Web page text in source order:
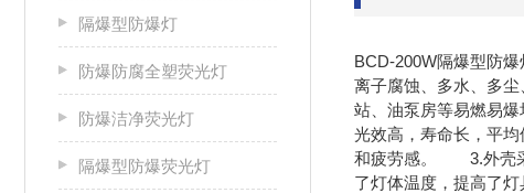
隔爆型防爆灯
防爆防腐全塑荧光灯
防爆洁净荧光灯
隔爆型防爆荧光灯
BCD-200W隔爆型
离子腐蚀、多水、多
站、油泵房等易燃易
光效高，寿命长，平
和疲劳感。 3.外壳采
了灯体温度，提高了